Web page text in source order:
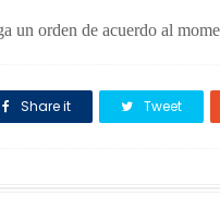
un orden de acuerdo al
Share it Tweet